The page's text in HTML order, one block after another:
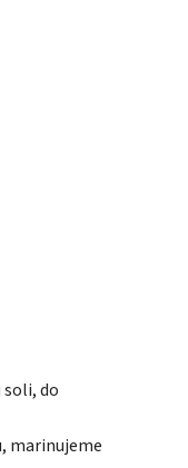
do
marinujeme